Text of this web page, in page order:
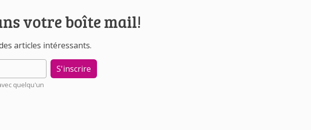
votre boîte mail!
articles intéressants.
quelqu'un
S'inscrire